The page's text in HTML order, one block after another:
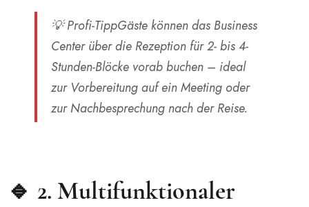
💡Profi-TippGäste können das Business
Center über die Rezeption für 2- bis 4-
Stunden-Blöcke vorab buchen – ideal
zur Vorbereitung auf ein Meeting oder
zur Nachbesprechung nach der Reise.
🔹 2. Multifunktionaler